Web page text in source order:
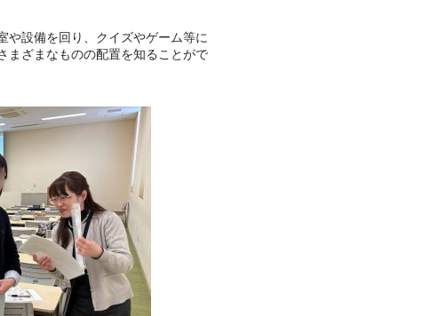
や設備を回り、クイズやゲーム等に
まざまなものの配置を知ることがで